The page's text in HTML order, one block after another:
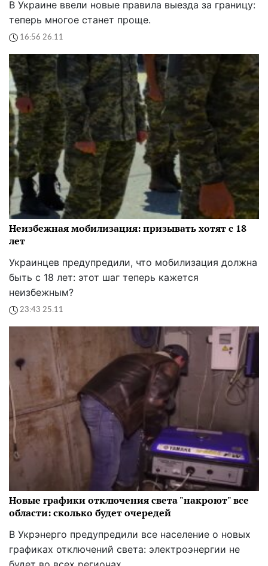
В Украине ввели новые правила выезда за границу:
теперь многое станет проще.
16:56 26.11
Неизбежная мобилизация: призывать хотят с 18
лет
Украинцев предупредили, что мобилизация должна
быть с 18 лет: этот шаг теперь кажется
неизбежным?
23:43 25.11
Новые графики отключения света "накроют" все
области: сколько будет очередей
В Укрэнерго предупредили все население о новых
графиках отключений света: электроэнергии не